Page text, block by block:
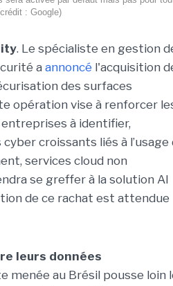
: Google)
. Le spécialiste en gestion
a annoncé l'acquisition
des surfaces
opération vise à renforcer
à identifier,
croissants liés à l’usage
services cloud non
se greffer à la solution AI
de ce rachat est attendue
leurs données
menée au Brésil pousse loin